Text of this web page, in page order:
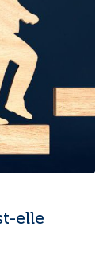
elle